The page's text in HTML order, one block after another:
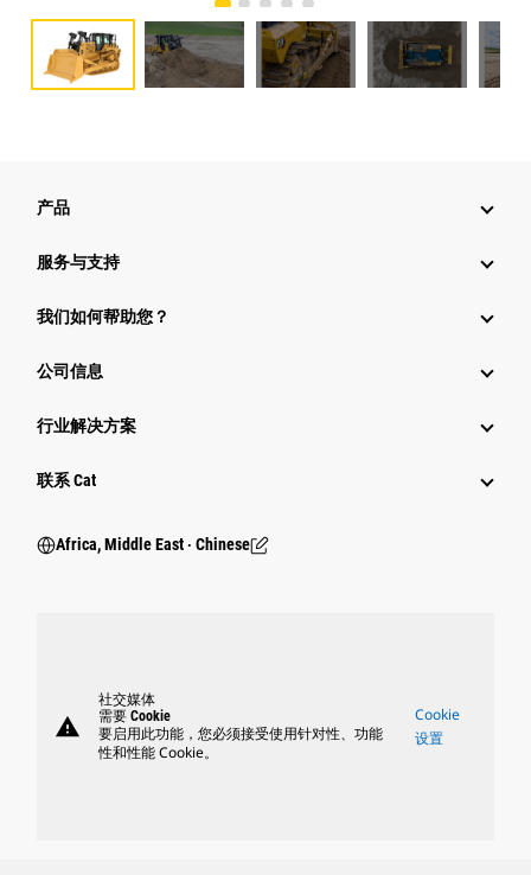
产品
服务与支持
我们如何帮助您？
公司信息
行业解决方案
行业
联系 Cat
Africa, Middle East ‧ Chinese
warning
社交媒体
需要 Cookie
要启用此功能，您必须接受使用针对性、功能
性和性能 Cookie。
Cookie
设置